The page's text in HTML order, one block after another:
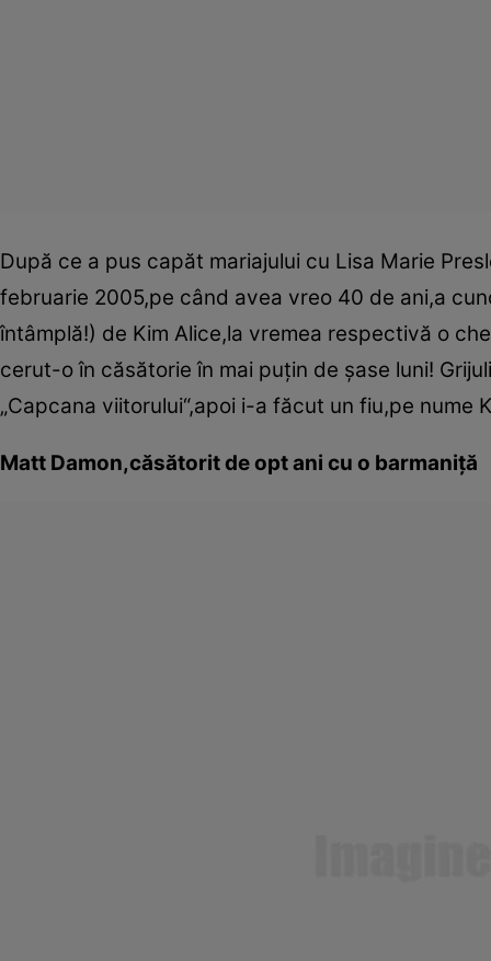
După ce a pus capăt mariajului cu Lisa Marie
februarie 2005,pe când avea vreo 40 de ani,a
întâmplă!) de Kim Alice,la vremea respectivă o
cerut-o în căsătorie în mai puţin de şase luni!
„Capcana viitorului“,apoi i-a făcut un fiu,pe nume
Matt Damon,căsătorit de opt ani cu o barmaniţă